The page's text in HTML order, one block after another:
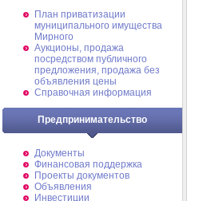
План приватизации
муниципального имущества
Мирного
Аукционы, продажа
посредством публичного
предложения, продажа без
объявления цены
Справочная информация
Предпринимательство
Документы
Финансовая поддержка
Проекты документов
Объявления
Инвестиции